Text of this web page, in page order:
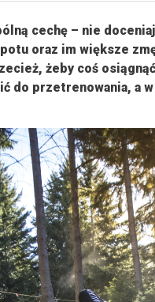
cechę – nie
oraz im większe
żeby coś
do przetrenowania, a